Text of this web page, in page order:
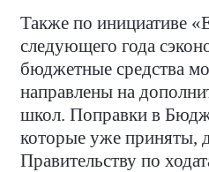
Также по инициативе
следующего года
бюджетные средства
направлены на
школ. Поправки в
которые уже приняты,
Правительству по